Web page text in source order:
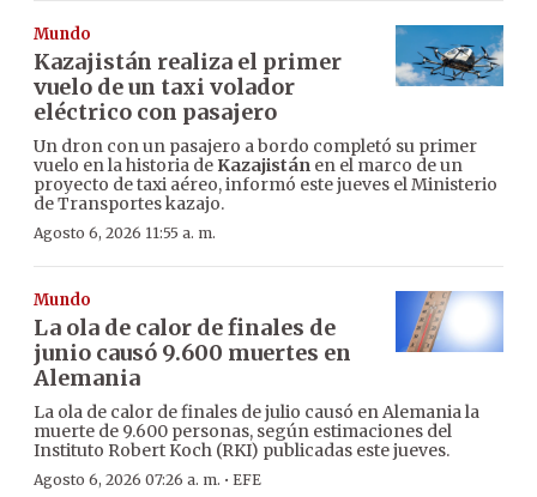
Mundo
Kazajistán realiza el primer
vuelo de un taxi volador
eléctrico con pasajero
Un dron con un pasajero a bordo completó su primer
vuelo en la historia de Kazajistán en el marco de un
proyecto de taxi aéreo, informó este jueves el Ministerio
de Transportes kazajo.
Agosto 6, 2026 11:55 a. m.
Mundo
La ola de calor de finales de
junio causó 9.600 muertes en
Alemania
La ola de calor de finales de julio causó en Alemania la
muerte de 9.600 personas, según estimaciones del
Instituto Robert Koch (RKI) publicadas este jueves.
Agosto 6, 2026 07:26 a. m. · EFE